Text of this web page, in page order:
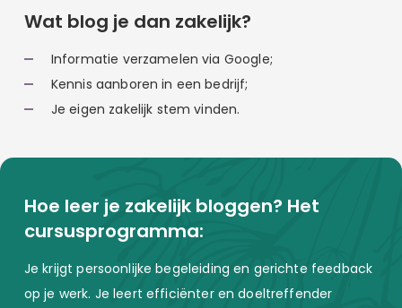
Wat blog je dan zakelijk?
Informatie verzamelen via Google;
Kennis aanboren in een bedrijf;
Je eigen zakelijk stem vinden.
Hoe leer je zakelijk bloggen? Het
cursusprogramma:
Je krijgt persoonlijke begeleiding en gerichte feedback
op je werk. Je leert efficiënter en doeltreffender